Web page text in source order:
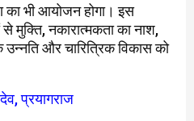
भी आयोजन होगा। इस
से मुक्ति, नकारात्मकता का नाश,
उन्नति और चारित्रिक विकास को
प्रयागराज